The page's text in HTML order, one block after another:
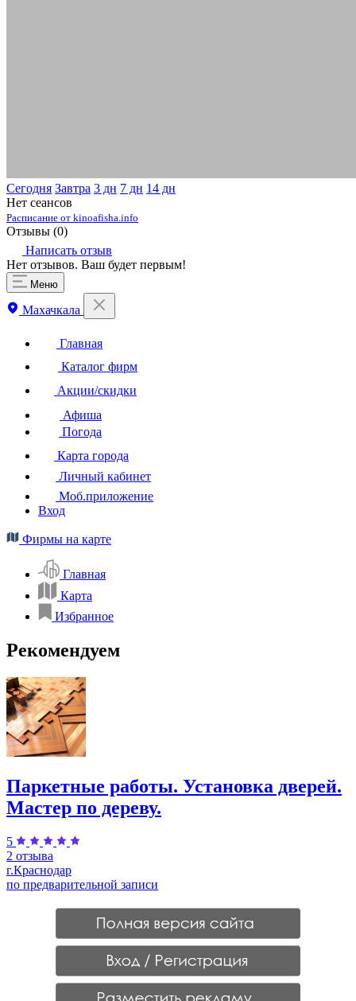
Сегодня Завтра 3 дн 7 дн 14 дн
Нет сеансов
Расписание от kinoafisha.info
Отзывы (0)
Написать отзыв
Нет отзывов. Ваш будет первым!
Меню
Махачкала
Главная
Каталог фирм
Акции/скидки
Афиша
Погода
Карта города
Личный кабинет
Моб.приложение
Вход
Фирмы на карте
Главная
Карта
Избранное
Рекомендуем
Паркетные работы. Установка дверей.
Мастер по дереву.
5
2 отзыва
г.Краснодар
по предварительной записи